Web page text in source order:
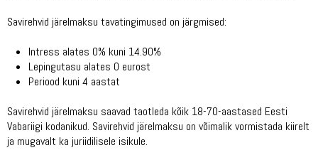
Savirehvid järelmaksu tavatingimused on järgmised:
Intress alates 0% kuni 14.90%
Lepingutasu alates 0 eurost
Periood kuni 4 aastat
Savirehvid järelmaksu saavad taotleda kõik 18-70-aastased Eesti
Vabariigi kodanikud. Savirehvid järelmaksu on võimalik vormistada kiirelt
ja mugavalt ka juriidilisele isikule.